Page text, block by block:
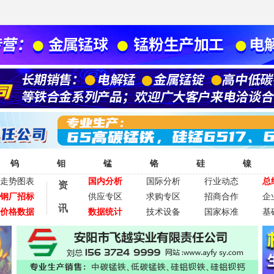
钨 钼 锰 铬 硅
镍
走势图表
钢厂招标
价格数据
资
讯
国内分析 国际分析 行业动态
总
供应专区
求购专区 招商合作
企
数据统计
技术设备 国家标准 基